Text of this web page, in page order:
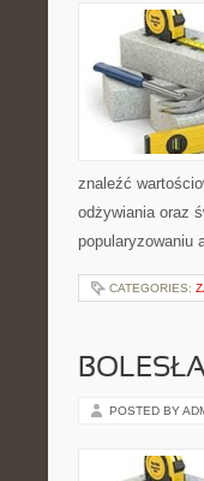
znaleźć
odżywiania oraz
popularyzowaniu
CATEGORIES:
POSTED BY